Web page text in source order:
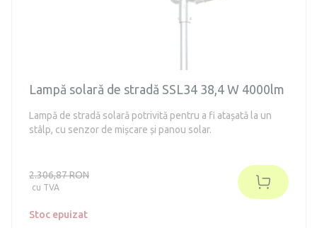
Lampă solară de stradă SSL34 38,4 W 4000lm
Lampă de stradă solară potrivită pentru a fi atașată la un
stâlp, cu senzor de mișcare și panou solar.
2.306,87 RON
cu TVA
Stoc epuizat